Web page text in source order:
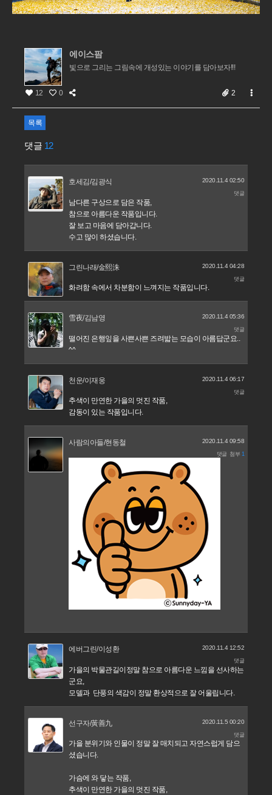
에이스팜
빛으로 그리는 그림속에 개성있는 이야기를 담아보자!!!
12 0 2
목록
댓글 12
호세김/김광식 2020.11.4 02:50
댓글
남다른 구상으로 담은 작품,
참으로 아름다운 작품입니다.
잘 보고 마음에 담아갑니다.
수고 많이 하셨습니다.
그린나래/金熙洙 2020.11.4 04:28
댓글
화려함 속에서 차분함이 느껴지는 작품입니다.
雪夜/김남영 2020.11.4 05:36
댓글
떨어진 은행잎을 사쁜사쁜 즈려밟는 모습이 아름답군요..
^^
천운/이재웅 2020.11.4 06:17
댓글
추색이 만연한 가을의 멋진 작품,
감동이 있는 작품입니다.
사람의아들/현동철 2020.11.4 09:58
댓글 첨부 1
에버그린/이성환 2020.11.4 12:52
댓글
가을의 박물관길이정말 참으로 아름다운 느낌을 선사하는
군요,
모델과 단풍의 색감이 정말 환상적으로 잘 어울립니다.
선구자/黃善九 2020.11.5 00:20
댓글
가을 분위기와 인물이 정말 잘 매치되고 자연스럽게 담으
셨습니다.
가슴에 와 닿는 작품,
추색이 만연한 가을의 멋진 작품,